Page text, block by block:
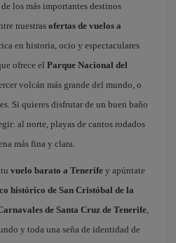
los más importantes destinos
nuestras ofertas de vuelos a
en historia, ocio y espectaculares
ofrece el Parque Nacional del
volcán más grande del mundo, o
Si quieres disfrutar de un buen baño
al norte, playas de cantos rodados
más fina y clara.
vuelo barato a Tenerife y apúntate
histórico de San Cristóbal de la
de Santa Cruz de Tenerife,
y toda una seña de identidad de